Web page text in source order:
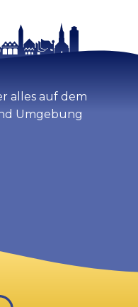
alles auf dem
Umgebung